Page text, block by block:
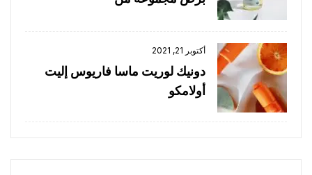
أكتوبر 21, 2021
دونيك لوريت ماسا فاريوس إليت
أولامكو